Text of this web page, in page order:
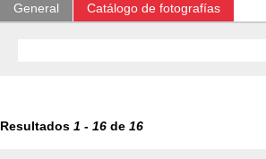
General Catálogo de fotografías
Resultados 1 - 16 de 16